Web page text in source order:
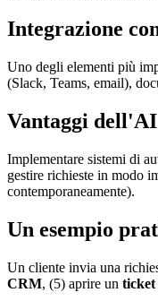
Integrazione
Uno degli elementi più
(Slack, Teams, email),
Vantaggi
Implementare sistemi di
gestire richieste in modo
contemporaneamente).
Un esempio
Un cliente invia una
CRM, (5) aprire un ticket